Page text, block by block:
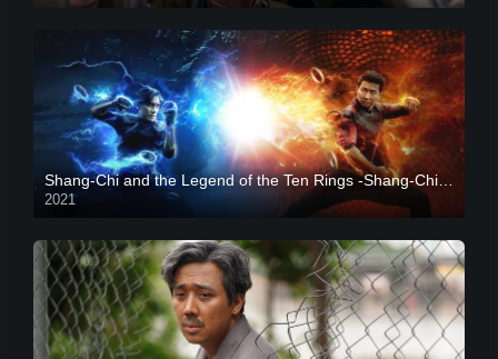
Shang-Chi and the Legend of the Ten Rings -Shang-Chi và huyền thoại Thập Luân
2021
CAM